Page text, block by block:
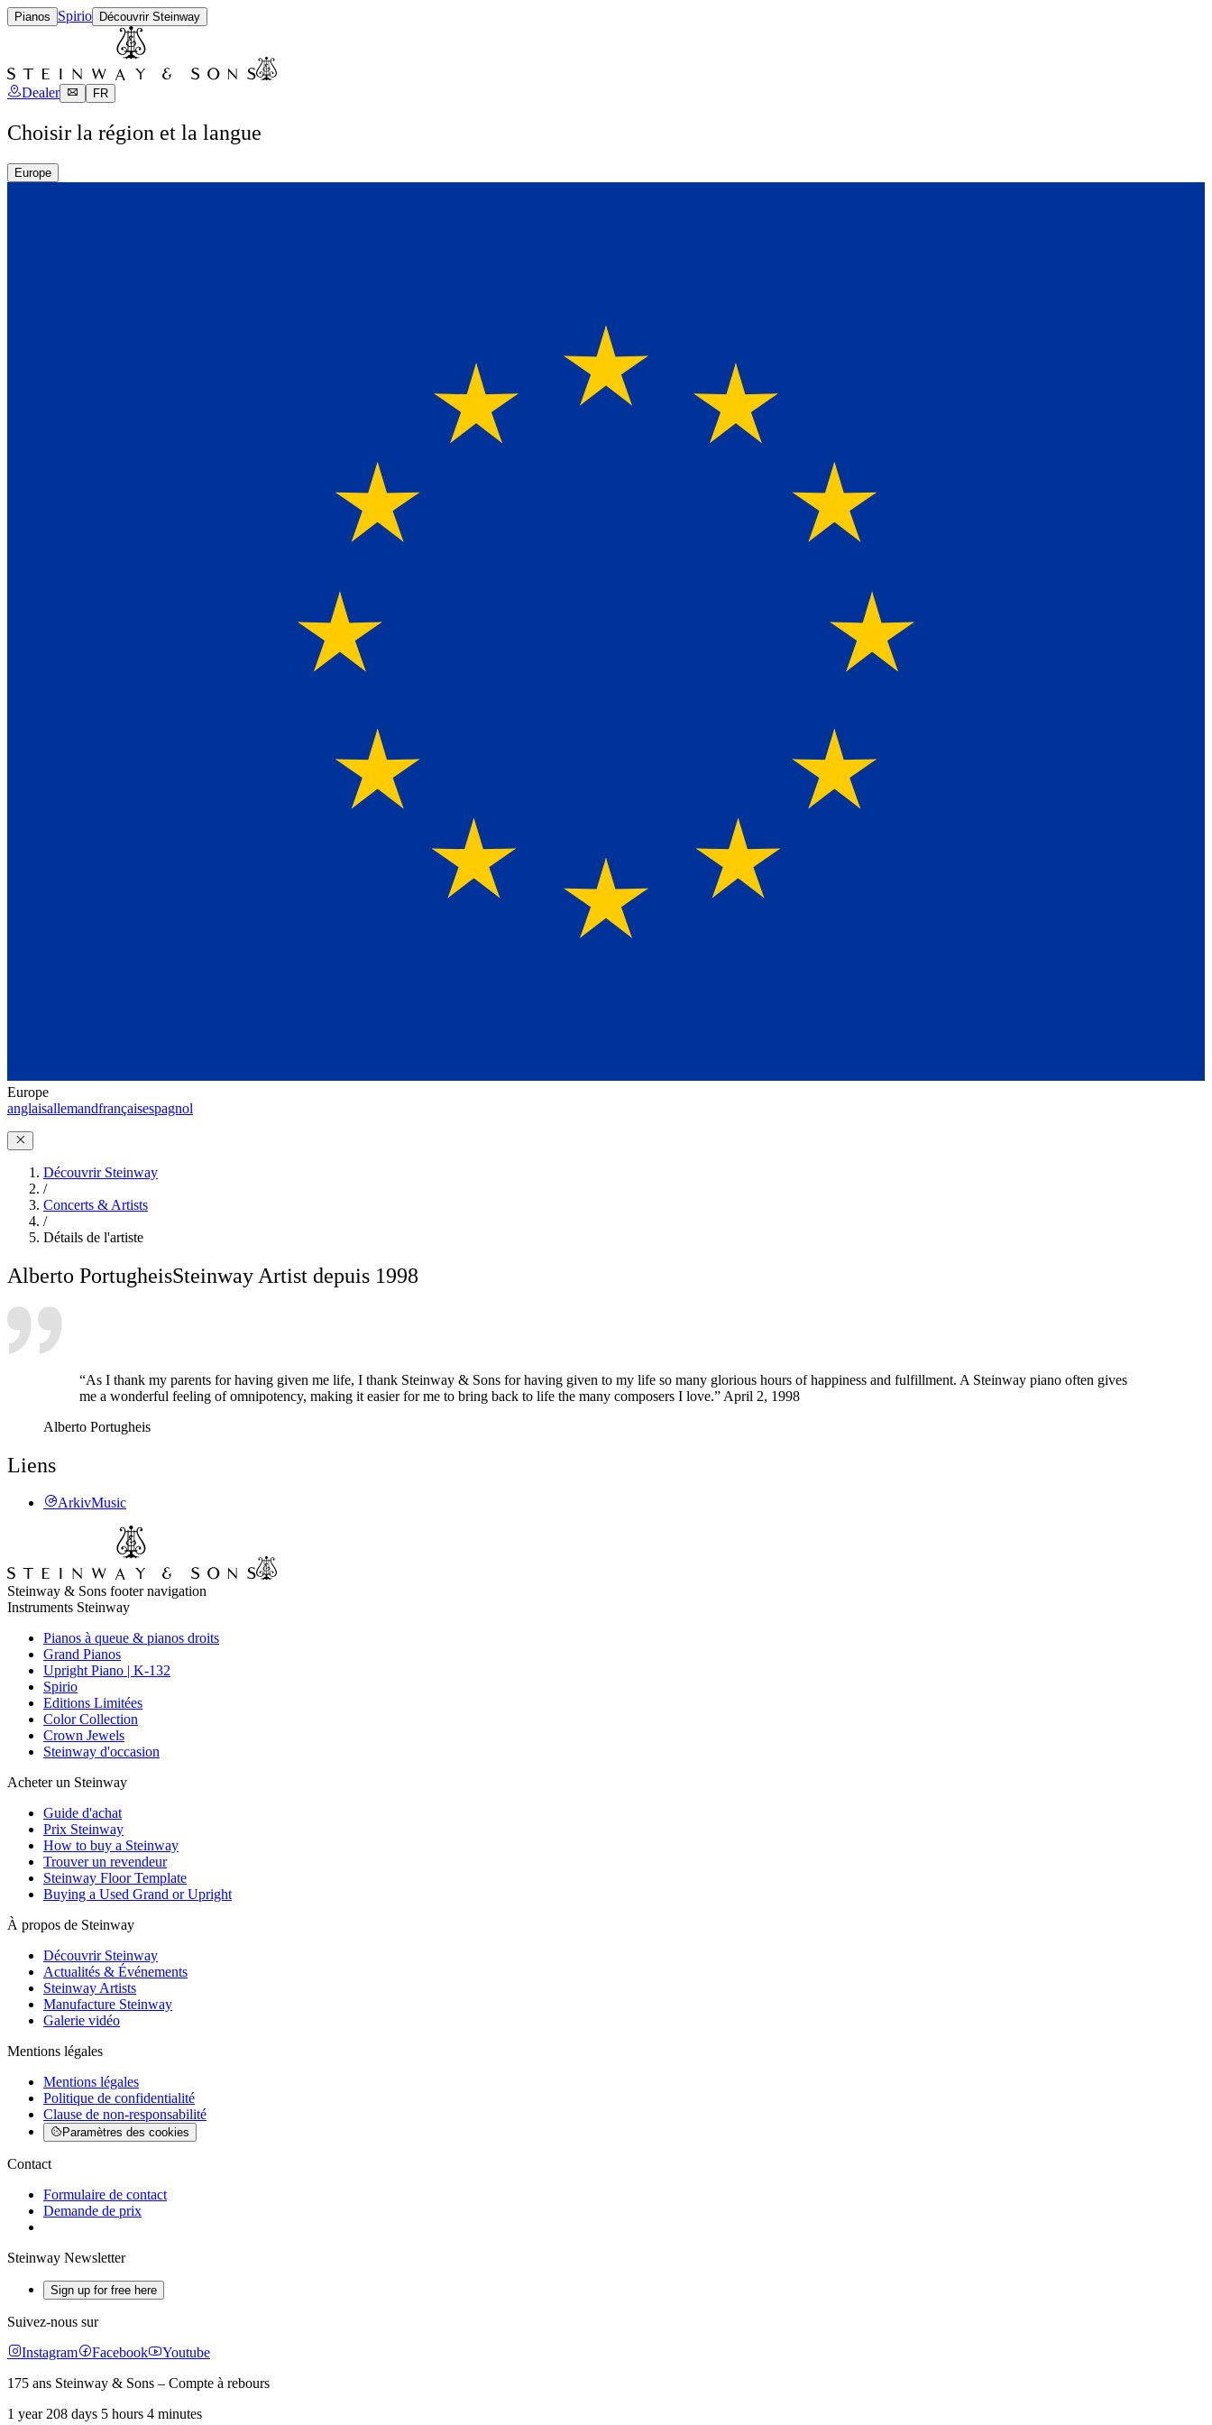
Pianos Spirio Découvrir Steinway
Dealer FR
Choisir la région et la langue
Europe
Europe
anglaisallemandfrançaisespagnol
Découvrir Steinway
/
Concerts & Artists
/
Détails de l'artiste
Alberto PortugheisSteinway Artist depuis 1998
“As I thank my parents for having given me life, I thank Steinway & Sons for having given to my life so many glorious hours of happiness and fulfillment. A Steinway piano often gives
me a wonderful feeling of omnipotency, making it easier for me to bring back to life the many composers I love.” April 2, 1998
Alberto Portugheis
Liens
ArkivMusic
Steinway & Sons footer navigation
Instruments Steinway
Pianos à queue & pianos droits
Grand Pianos
Upright Piano | K-132
Spirio
Editions Limitées
Color Collection
Crown Jewels
Steinway d'occasion
Acheter un Steinway
Guide d'achat
Prix Steinway
How to buy a Steinway
Trouver un revendeur
Steinway Floor Template
Buying a Used Grand or Upright
À propos de Steinway
Découvrir Steinway
Actualités & Événements
Steinway Artists
Manufacture Steinway
Galerie vidéo
Mentions légales
Mentions légales
Politique de confidentialité
Clause de non-responsabilité
Paramètres des cookies
Contact
Formulaire de contact
Demande de prix
Steinway Newsletter
Sign up for free here
Suivez-nous sur
Instagram
Facebook
Youtube
175 ans Steinway & Sons – Compte à rebours
1 year 208 days 5 hours 4 minutes